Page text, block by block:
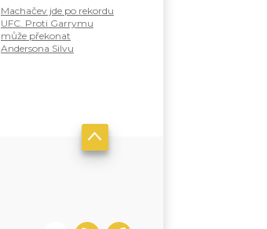
Machačev jde po rekordu
UFC. Proti Garrymu
může překonat
Andersona Silvu